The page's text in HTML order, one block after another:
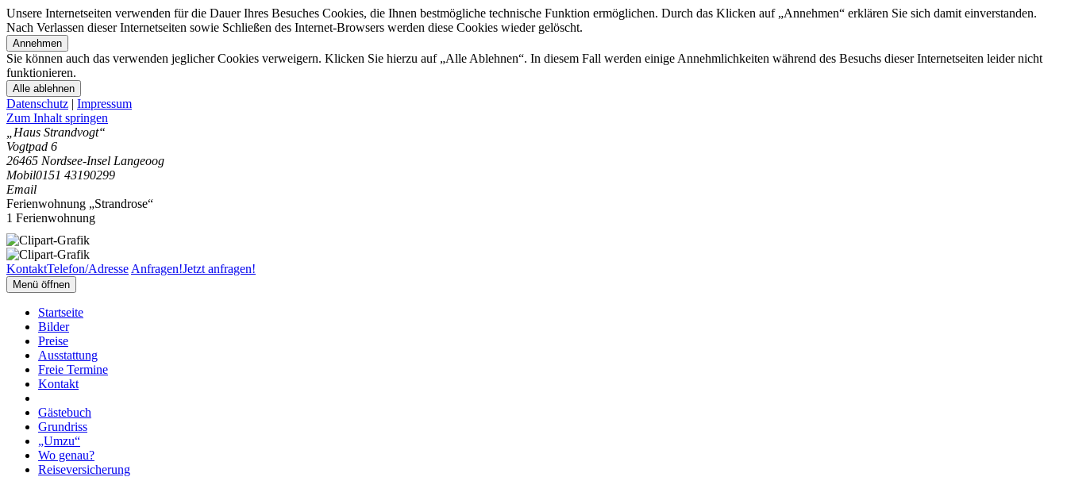
Unsere Internetseiten verwenden für die Dauer Ihres Besuches Cookies, die Ihnen bestmögliche technische Funktion ermöglichen. Durch das Klicken auf „Annehmen“ erklären Sie sich damit einverstanden.
Nach Verlassen dieser Internetseiten sowie Schließen des Internet-Browsers werden diese Cookies wieder gelöscht.
Annehmen
Sie können auch das verwenden jeglicher Cookies verweigern. Klicken Sie hierzu auf „Alle Ablehnen“. In diesem Fall werden einige Annehmlichkeiten während des Besuchs dieser Internetseiten leider nicht
funktionieren.
Alle ablehnen
Datenschutz | Impressum
Zum Inhalt springen
„Haus Strandvogt“
Vogtpad 6
26465 Nordsee-Insel Langeoog
Mobil0151 43190299
Email
Ferienwohnung „Strandrose“
1 Ferienwohnung
KontaktTelefon/Adresse Anfragen!Jetzt anfragen!
Menü öffnen
Startseite
Bilder
Preise
Ausstattung
Freie Termine
Kontakt
Gästebuch
Grundriss
„Umzu“
Wo genau?
Reiseversicherung